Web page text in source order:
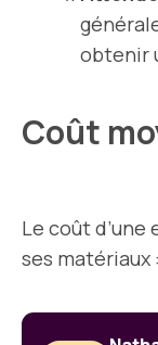
obtenir
Coût
Le coût
ses matériaux :